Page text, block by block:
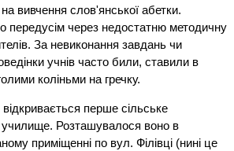
вивчення слов'янської абетки.
передусім через недостатню методичну
За невиконання завдань чи
учнів часто били, ставили в
коліньми на гречку.
відкривається перше сільське
Розташувалося воно в
приміщенні по вул. Філівці (нині це